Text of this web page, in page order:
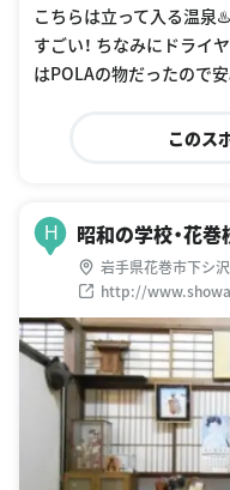
こちらは立って入る温泉
すごい！ ちなみにドライ
はPOLAの物だったので
このス
H 昭和の学校・花巻
岩手県花巻市下シ
http://